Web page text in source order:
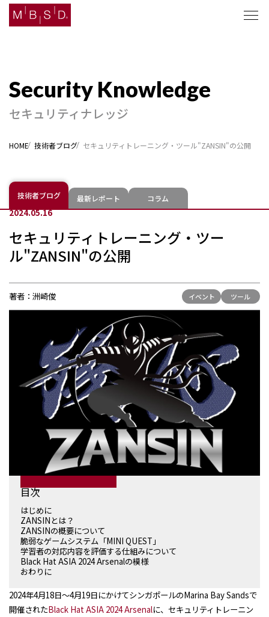
セキュリティナレッジ
ニュース
セキュリティナレッジ
HOME 技術者ブログ セキュリティトレーニング・ツール"ZANSIN"の公開
技術者ブログ 最新レポート コラム
2024.05.16
セキュリティトレーニング・ツー
ル"ZANSIN"の公開
著者： 洲崎俊 イベント ツール
目次
はじめに
ZANSINとは？
ZANSINの概要について
脆弱なゲームシステム「MINI QUEST」
学習者の対応内容を評価する仕組みについて
Black Hat ASIA 2024 Arsenalの模様
おわりに
2024年4月18日～4月19日にかけてシンガポールのMarina Bay Sandsで
開催されたBlack Hat ASIA 2024 Arsenalに、セキュリティトレーニン